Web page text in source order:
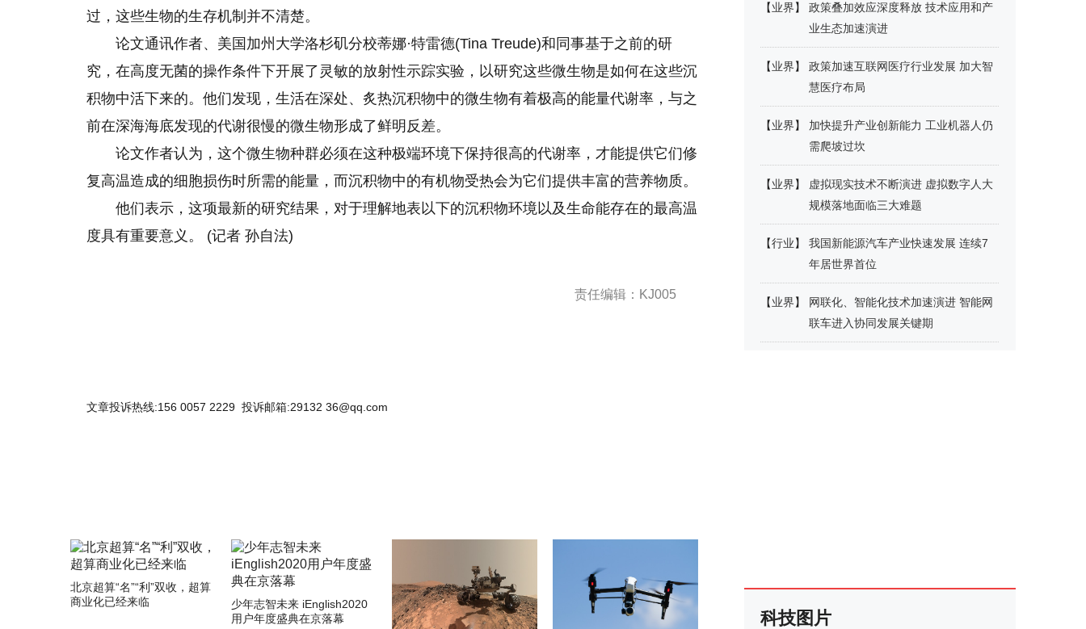
过，这些生物的生存机制并不清楚。
论文通讯作者、美国加州大学洛杉矶分校蒂娜·特雷德(Tina Treude)和同事基于之前的研
究，在高度无菌的操作条件下开展了灵敏的放射性示踪实验，以研究这些微生物是如何在这些沉
积物中活下来的。他们发现，生活在深处、炙热沉积物中的微生物有着极高的能量代谢率，与之
前在深海海底发现的代谢很慢的微生物形成了鲜明反差。
论文作者认为，这个微生物种群必须在这种极端环境下保持很高的代谢率，才能提供它们修
复高温造成的细胞损伤时所需的能量，而沉积物中的有机物受热会为它们提供丰富的营养物质。
他们表示，这项最新的研究结果，对于理解地表以下的沉积物环境以及生命能存在的最高温
度具有重要意义。 (记者 孙自法)
责任编辑：KJ005
文章投诉热线:156 0057 2229 投诉邮箱:29132 36@qq.com
北京超算“名”“利”双收，超算
商业化已经来临
少年志智未来 iEnglish2020
用户年度盛典在京落幕
【业界】
政策叠加效应深度释放 技术应用和产
业生态加速演进
【业界】
政策加速互联网医疗行业发展 加大智
慧医疗布局
【业界】
加快提升产业创新能力 工业机器人仍
需爬坡过坎
【业界】
虚拟现实技术不断演进 虚拟数字人大
规模落地面临三大难题
【行业】
我国新能源汽车产业快速发展 连续7
年居世界首位
【业界】
网联化、智能化技术加速演进 智能网
联车进入协同发展关键期
科技图片